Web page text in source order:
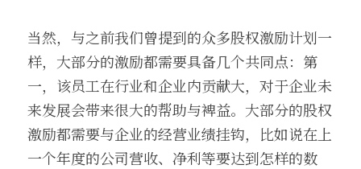
当然，与之前我们曾提到的众多股权激励计划一
样，大部分的激励都需要具备几个共同点：第
一，该员工在行业和企业内贡献大，对于企业未
来发展会带来很大的帮助与裨益。大部分的股权
激励都需要与企业的经营业绩挂钩，比如说在上
一个年度的公司营收、净利等要达到怎样的数